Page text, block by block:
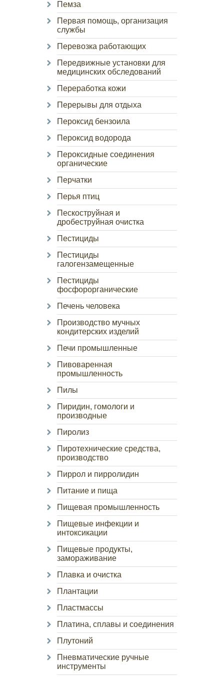
Пемза
Первая помощь, организация
службы
Перевозка работающих
Передвижные установки для
медицинских обследований
Переработка кожи
Перерывы для отдыха
Пероксид бензоила
Пероксид водорода
Пероксидные соединения
органические
Перчатки
Перья птиц
Пескоструйная и
дробеструйная очистка
Пестициды
Пестициды
галогензамещенные
Пестициды
фосфорорганические
Печень человека
Производство мучных
кондитерских изделий
Печи промышленные
Пивоваренная
промышленность
Пилы
Пиридин, гомологи и
производные
Пиролиз
Пиротехнические средства,
производство
Пиррол и пирролидин
Питание и пища
Пищевая промышленность
Пищевые инфекции и
интоксикации
Пищевые продукты,
замораживание
Плавка и очистка
Плантации
Пластмассы
Платина, сплавы и соединения
Плутоний
Пневматические ручные
инструменты